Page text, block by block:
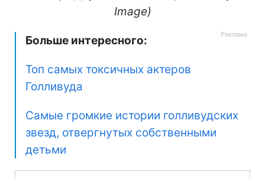
Image)
Больше интересного:
Топ самых токсичных актеров
Голливуда
Самые громкие истории голливудских
звезд, отвергнутых собственными
детьми